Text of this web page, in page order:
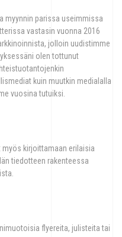
myynnin parissa useimmissa
vastasin vuonna 2016
jolloin uudistimme
olen tottunut
kuin muutkin medialalla
vuosina tutuiksi.
kirjoittamaan erilaisia
tiedotteen rakenteessa
flyereita, julisteita tai